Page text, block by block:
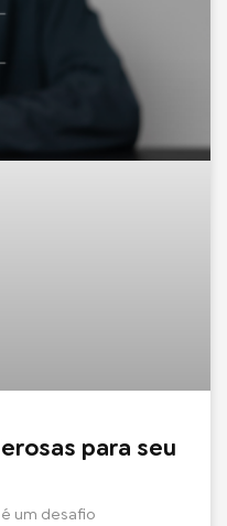
para seu
um desafio